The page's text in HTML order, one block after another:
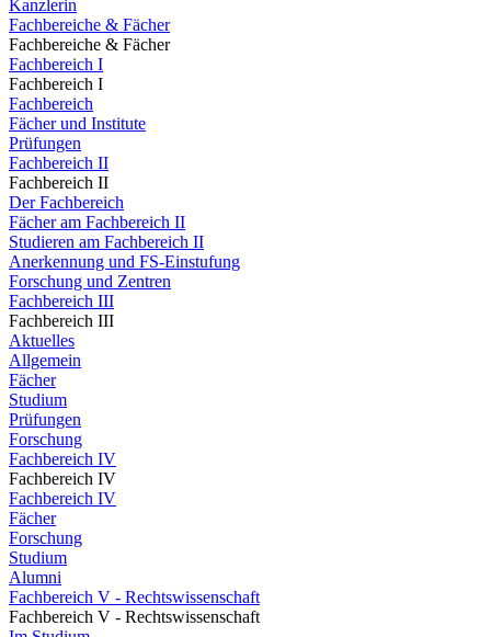
Kanzlerin
Fachbereiche & Fächer
Fachbereiche & Fächer
Fachbereich I
Fachbereich I
Fachbereich
Fächer und Institute
Prüfungen
Fachbereich II
Fachbereich II
Der Fachbereich
Fächer am Fachbereich II
Studieren am Fachbereich II
Anerkennung und FS-Einstufung
Forschung und Zentren
Fachbereich III
Fachbereich III
Aktuelles
Allgemein
Fächer
Studium
Prüfungen
Forschung
Fachbereich IV
Fachbereich IV
Fachbereich IV
Fächer
Forschung
Studium
Alumni
Fachbereich V - Rechtswissenschaft
Fachbereich V - Rechtswissenschaft